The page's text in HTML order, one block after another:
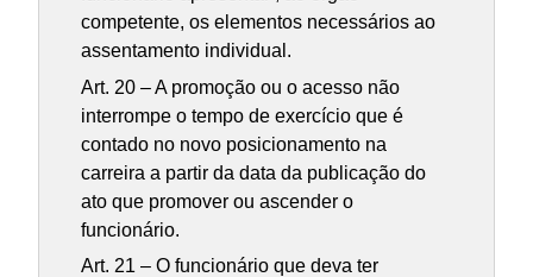
competente, os elementos necessários ao
assentamento individual.
Art. 20 – A promoção ou o acesso não
interrompe o tempo de exercício que é
contado no novo posicionamento na
carreira a partir da data da publicação do
ato que promover ou ascender o
funcionário.
Art. 21 – O funcionário que deva ter